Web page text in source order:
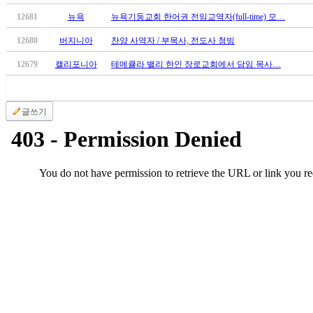
진
탑-
시
리
스
구
12681 뉴욕 뉴욕기둥교회 한어권 전임교역자(full-time) 모…
12680 버지니아 찬양 사역자 / 부목사, 전도사 청빙
12679 캘리포니아 테메큘라 밸리 한인 장로교회에서 담임 목사…
글쓰기